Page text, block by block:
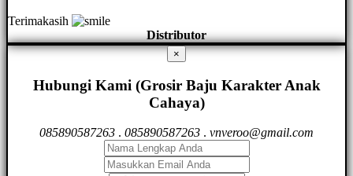
Terimakasih
Distributor
×
Hubungi Kami (Grosir Baju Karakter Anak
Cahaya)
085890587263 . 085890587263 . vnveroo@gmail.com